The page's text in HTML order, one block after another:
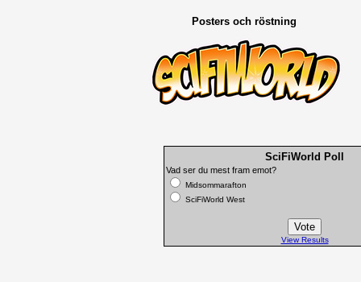
Posters och röstning
SciFiWorld Poll
Vad ser du mest fram emot?
Midsommarafton
SciFiWorld West
View Results